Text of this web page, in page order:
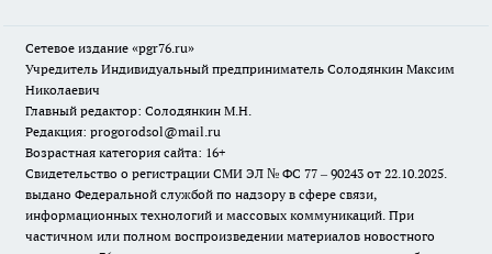
Сетевое издание «pgr76.ru»
Учредитель Индивидуальный предприниматель Солодянкин Максим
Николаевич
Главный редактор: Солодянкин М.Н.
Редакция: progorodsol@mail.ru
Возрастная категория сайта: 16+
Свидетельство о регистрации СМИ ЭЛ № ФС 77 – 90243 от 22.10.2025.
выдано Федеральной службой по надзору в сфере связи,
информационных технологий и массовых коммуникаций. При
частичном или полном воспроизведении материалов новостного